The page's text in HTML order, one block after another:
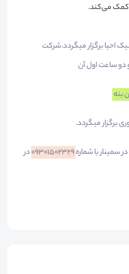
کمک می‌کند.
احیا برگزار میگردد.شرکت
بنه
برگزار میگردد.
با شماره
در